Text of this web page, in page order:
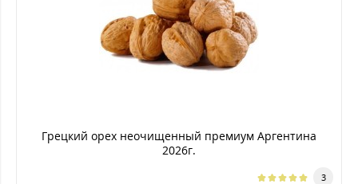
Грецкий орех неочищенный премиум Аргентина
2026г.
3